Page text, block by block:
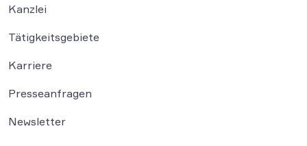
Kanzlei
Tätigkeitsgebiete
Karriere
Presseanfragen
Newsletter